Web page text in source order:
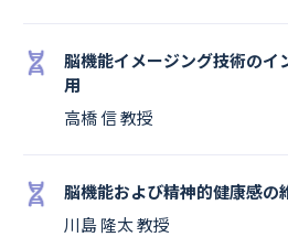
脳機能イメージング技術のイ
用
高橋 信 教授
脳機能および精神的健康感の
川島 隆太 教授